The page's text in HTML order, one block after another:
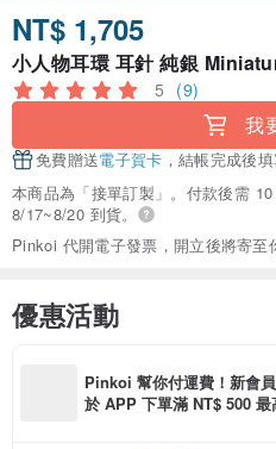
NT$ 1,705
小人物耳環 耳針 純銀
5 (9)
我
免費贈送電子賀卡 ，結帳完成後
本商品為「接單訂製」。付款後需
8/17~8/20 到貨。
Pinkoi 代開電子發票，開立後將寄至
優惠活動
Pinkoi 幫你付運費！新會
於 APP 下單滿 NT$ 500 最